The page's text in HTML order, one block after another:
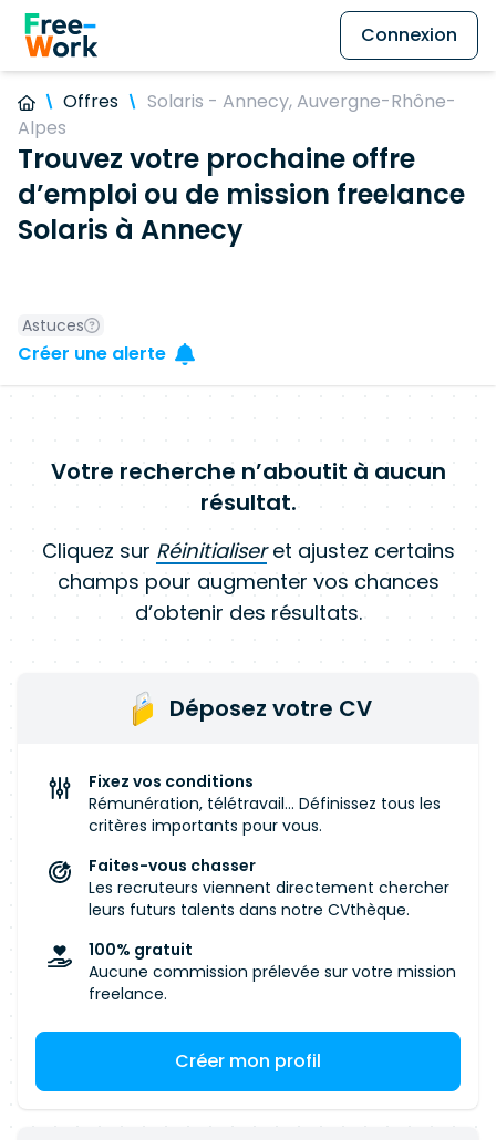
Connexion
Offres
Solaris - Annecy, Auvergne-Rhône-
Alpes
Trouvez votre prochaine offre
d’emploi ou de mission freelance
Solaris à Annecy
Astuces
Créer une alerte
Votre recherche n’aboutit à aucun
résultat.
Cliquez sur Réinitialiseret ajustez certains
champs pour augmenter vos chances
d’obtenir des résultats.
Déposez votre CV
Fixez vos conditions
Rémunération, télétravail... Définissez tous les
critères importants pour vous.
Faites-vous chasser
Les recruteurs viennent directement chercher
leurs futurs talents dans notre CVthèque.
100% gratuit
Aucune commission prélevée sur votre mission
freelance.
Créer mon profil